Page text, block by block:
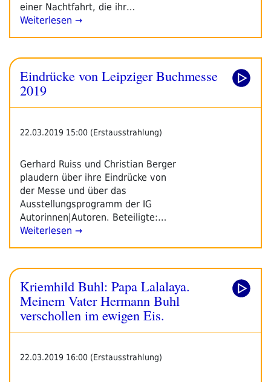
einer Nachtfahrt, die ihr…
Weiterlesen →
Eindrücke von Leipziger Buchmesse
2019
22.03.2019 15:00 (Erstausstrahlung)
Gerhard Ruiss und Christian Berger
plaudern über ihre Eindrücke von
der Messe und über das
Ausstellungsprogramm der IG
Autorinnen|Autoren. Beteiligte:…
Weiterlesen →
Kriemhild Buhl: Papa Lalalaya.
Meinem Vater Hermann Buhl
verschollen im ewigen Eis.
22.03.2019 16:00 (Erstausstrahlung)